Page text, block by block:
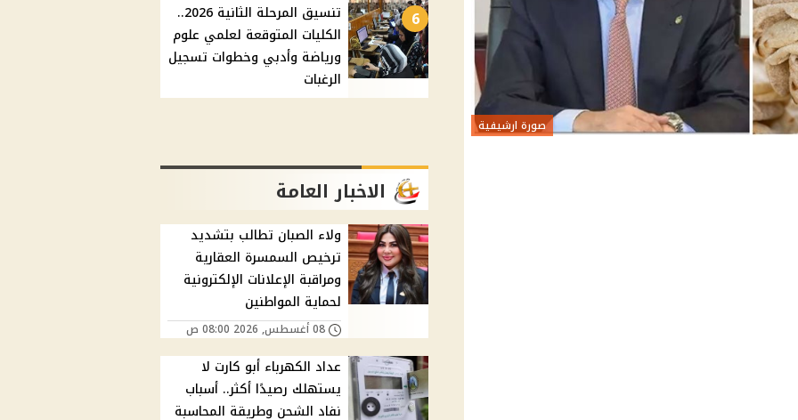
صورة ارشيفية
6
تنسيق المرحلة الثانية 2026..
الكليات المتوقعة لعلمي علوم
ورياضة وأدبي وخطوات تسجيل
الرغبات
الاخبار العامة
ولاء الصبان تطالب بتشديد
ترخيص السمسرة العقارية
ومراقبة الإعلانات الإلكترونية
لحماية المواطنين
08 أغسطس, 2026 08:00 ص
عداد الكهرباء أبو كارت لا
يستهلك رصيدًا أكثر.. أسباب
نفاد الشحن وطريقة المحاسبة